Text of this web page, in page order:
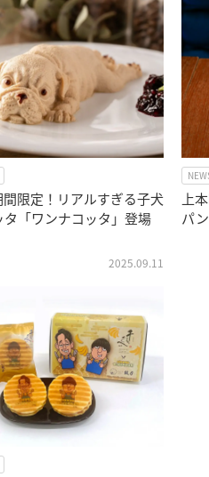
間限定！リアルすぎる子犬
「ワンナコッタ」登場
2025.09.11
上
パ